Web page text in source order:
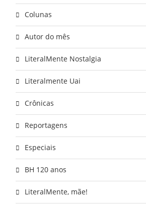
Colunas
Autor do mês
LiteralMente Nostalgia
Literalmente Uai
Crônicas
Reportagens
Especiais
BH 120 anos
LiteralMente, mãe!